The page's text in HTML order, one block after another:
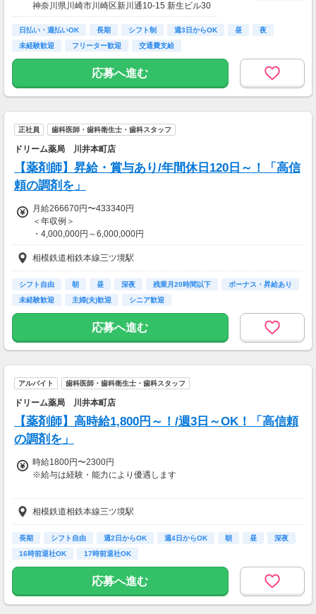
神奈川県川崎市川崎区新川通10-15 新生ビル30
3
日払い・週払いOK 長期 シフト制 週3日からOK 昼
夜
未経験歓迎
フリーター歓迎 交通費支給
応募へ進む
正社員 歯科医師・歯科衛生士・歯科スタッフ
ドリーム薬局 川井本町店
【薬剤師】昇給・賞与あり/年間休日120日～！「高信
頼の調剤を」
月給266670円〜433340円
＜年収例＞
・4,000,000円～6,000,000円
※給与は経験・能力などにより優遇
◇賞与：3.00ヵ月分/年2回(7月/12月)
全額支給
相模鉄道相鉄本線三ツ境駅
シフト自由 朝 昼 深夜 残業月20時間以下
ボーナス・昇給あり
未経験歓迎
主婦(夫)歓迎 シニア歓迎
応募へ進む
アルバイト 歯科医師・歯科衛生士・歯科スタッフ
ドリーム薬局 川井本町店
【薬剤師】高時給1,800円～！/週3日～OK！「高信頼
の調剤を」
時給1800円〜2300円
※給与は経験・能力により優遇します
【交通費】
全額支給
相模鉄道相鉄本線三ツ境駅
長期 シフト自由 週2日からOK 週4日からOK 朝 昼
深夜
16時前退社OK
17時前退社OK
応募へ進む